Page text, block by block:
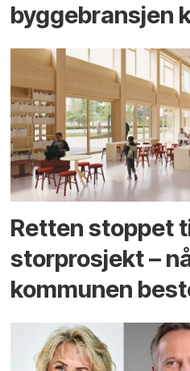
byggebransjen
Retten stoppet
storprosjekt –
kommunen